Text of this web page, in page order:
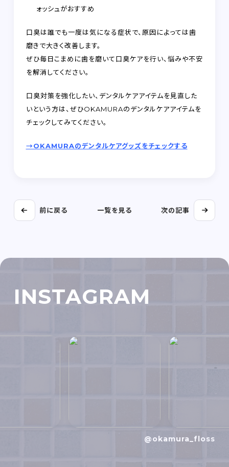
ォッシュがおすすめ
口臭は誰でも一度は気になる症状で、原因によっては歯
磨きで大きく改善します。
ぜひ毎日こまめに歯を磨いて口臭ケアを行い、悩みや不安
を解消してください。
口臭対策を強化したい、デンタルケアアイテムを見直した
いという方は、ぜひOKAMURAのデンタルケアアイテムを
チェックしてみてください。
→OKAMURAのデンタルケアグッズをチェックする
前に戻る 一覧を見る 次の記事
INSTAGRAM
@okamura_floss